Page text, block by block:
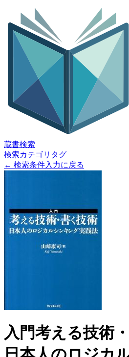
蔵書検索
検索カテゴリ タグ
← 検索条件入力に戻る
入門考える技術